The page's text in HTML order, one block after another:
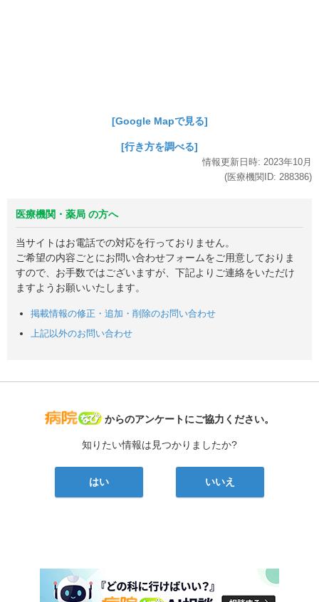
[Google Mapで見る]
[行き方を調べる]
情報更新日時: 2023年10月
(医療機関ID: 288386)
医療機関・薬局 の方へ
当サイトはお電話での対応を行っておりません。
ご希望の内容ごとにお問い合わせフォームをご用意しておりま
すので、お手数ではございますが、下記よりご連絡をいただけ
ますようお願いいたします。
掲載情報の修正・追加・削除のお問い合わせ
上記以外のお問い合わせ
病院なび
からのアンケートにご協力ください。
知りたい情報は見つかりましたか?
はい いいえ